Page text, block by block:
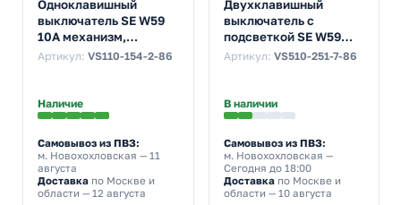
Одноклавишный
выключатель SE W59
10A механизм,
слоновая кость
Артикул: VS110-154-2-86
Наличие
Самовывоз из ПВЗ:
м. Новохохловская — 11
августа
Доставка по Москве и
области — 12 августа
Двухклавишный
выключатель с
подсветкой SE W59
10A механизм, сосна
Артикул: VS510-251-7-86
В наличии
Самовывоз из ПВЗ:
м. Новохохловская —
Сегодня до 18:00
Доставкапо Москве и
области — 10 августа